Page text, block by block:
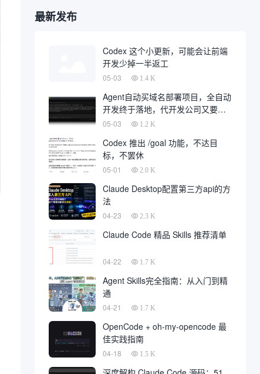
最新发布
Codex 这个小更新，可能会让前端
开发少掉一半返工
05-03 1.4 K
Agent自动买域名部署项目，全自动
开发终于落地，代开发公司又要倒
一大片
05-03 1.2 K
Codex 推出 /goal 功能，不达目
标，不罢休
05-01 2.0 K
Claude Desktop配置第三方api的方
法
04-23 2.3 K
Claude Code 精品 Skills 推荐清单
04-22 1.7 K
Agent Skills完全指南：从入门到精
通
04-21 1.7 K
OpenCode + oh-my-opencode 最
佳实践指南
04-18 1.5 K